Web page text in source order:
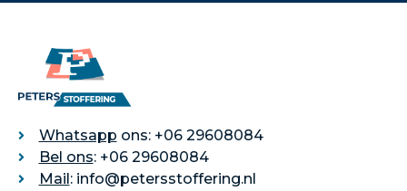
Whatsapp ons: +06 29608084
Bel ons: +06 29608084
Mail: info@petersstoffering.nl